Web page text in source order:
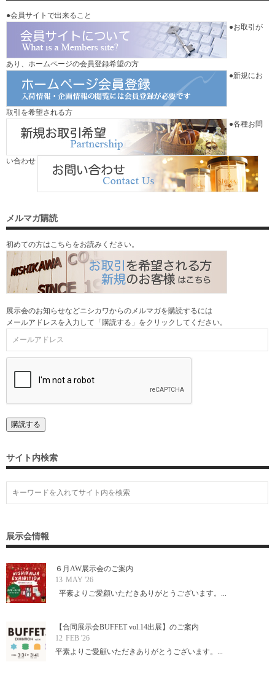
●会員サイトで出来ること
●お取引が
あり、ホームページの会員登録希望の方
●新規にお
取引を希望される方
●各種お問
い合わせ
メルマガ購読
初めての方はこちらをお読みください。
展示会のお知らせなどニシカワからのメルマガを購読するには
メールアドレスを入力して「購読する」をクリックしてください。
サイト内検索
展示会情報
６月AW展示会のご案内
13 MAY '26
平素よりご愛顧いただきありがとうございます。...
【合同展示会BUFFET vol.14出展】のご案内
12 FEB '26
平素よりご愛顧いただきありがとうございます。...